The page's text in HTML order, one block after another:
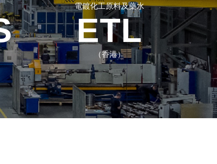
電鍍化工原料及藥水
ETL
（香港）